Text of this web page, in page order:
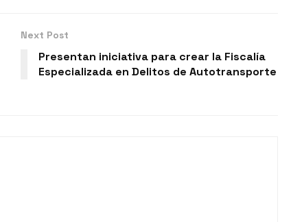
Next Post
Presentan iniciativa para crear la Fiscalía
Especializada en Delitos de Autotransporte